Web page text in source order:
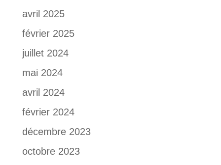
avril 2025
février 2025
juillet 2024
mai 2024
avril 2024
février 2024
décembre 2023
octobre 2023